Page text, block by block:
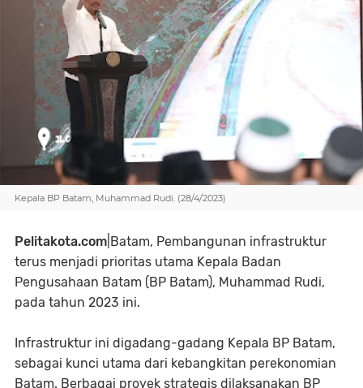
Kepala BP Batam, Muhammad Rudi. (28/4/2023)
Pelitakota.com |Batam, Pembangunan infrastruktur
terus menjadi prioritas utama Kepala Badan
Pengusahaan Batam (BP Batam), Muhammad Rudi,
pada tahun 2023 ini.
Infrastruktur ini digadang-gadang Kepala BP Batam,
sebagai kunci utama dari kebangkitan perekonomian
Batam. Berbagai proyek strategis dilaksanakan BP